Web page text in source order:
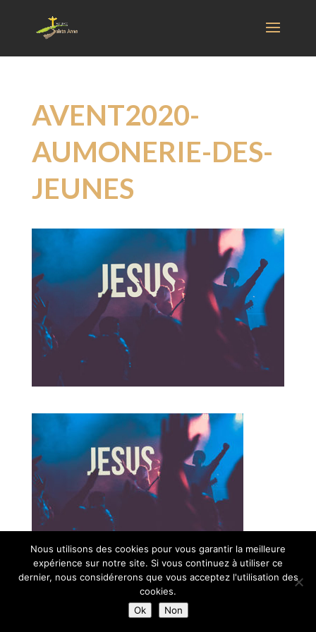
AVENT2020-
AUMONERIE-DES-
JEUNES
© Paroisse Sainte-Anne - Maison paroissiale Place de l'église -
38110 La Tour du Pin - Tél: 04 74 97 10 33 | Développé par
HyppoWeb|Mentions Légales
Nous utilisons des cookies pour vous garantir la meilleure
expérience sur notre site. Si vous continuez à utiliser ce
dernier, nous considérerons que vous acceptez l'utilisation des
cookies.
Ok
Non